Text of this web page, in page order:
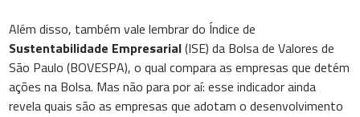
Além disso, também vale lembrar do Índice de
Sustentabilidade Empresarial(ISE) da Bolsa de Valores de
São Paulo (BOVESPA), o qual compara as empresas que detém
ações na Bolsa. Mas não para por aí: esse indicador ainda
revela quais são as empresas que adotam o desenvolvimento